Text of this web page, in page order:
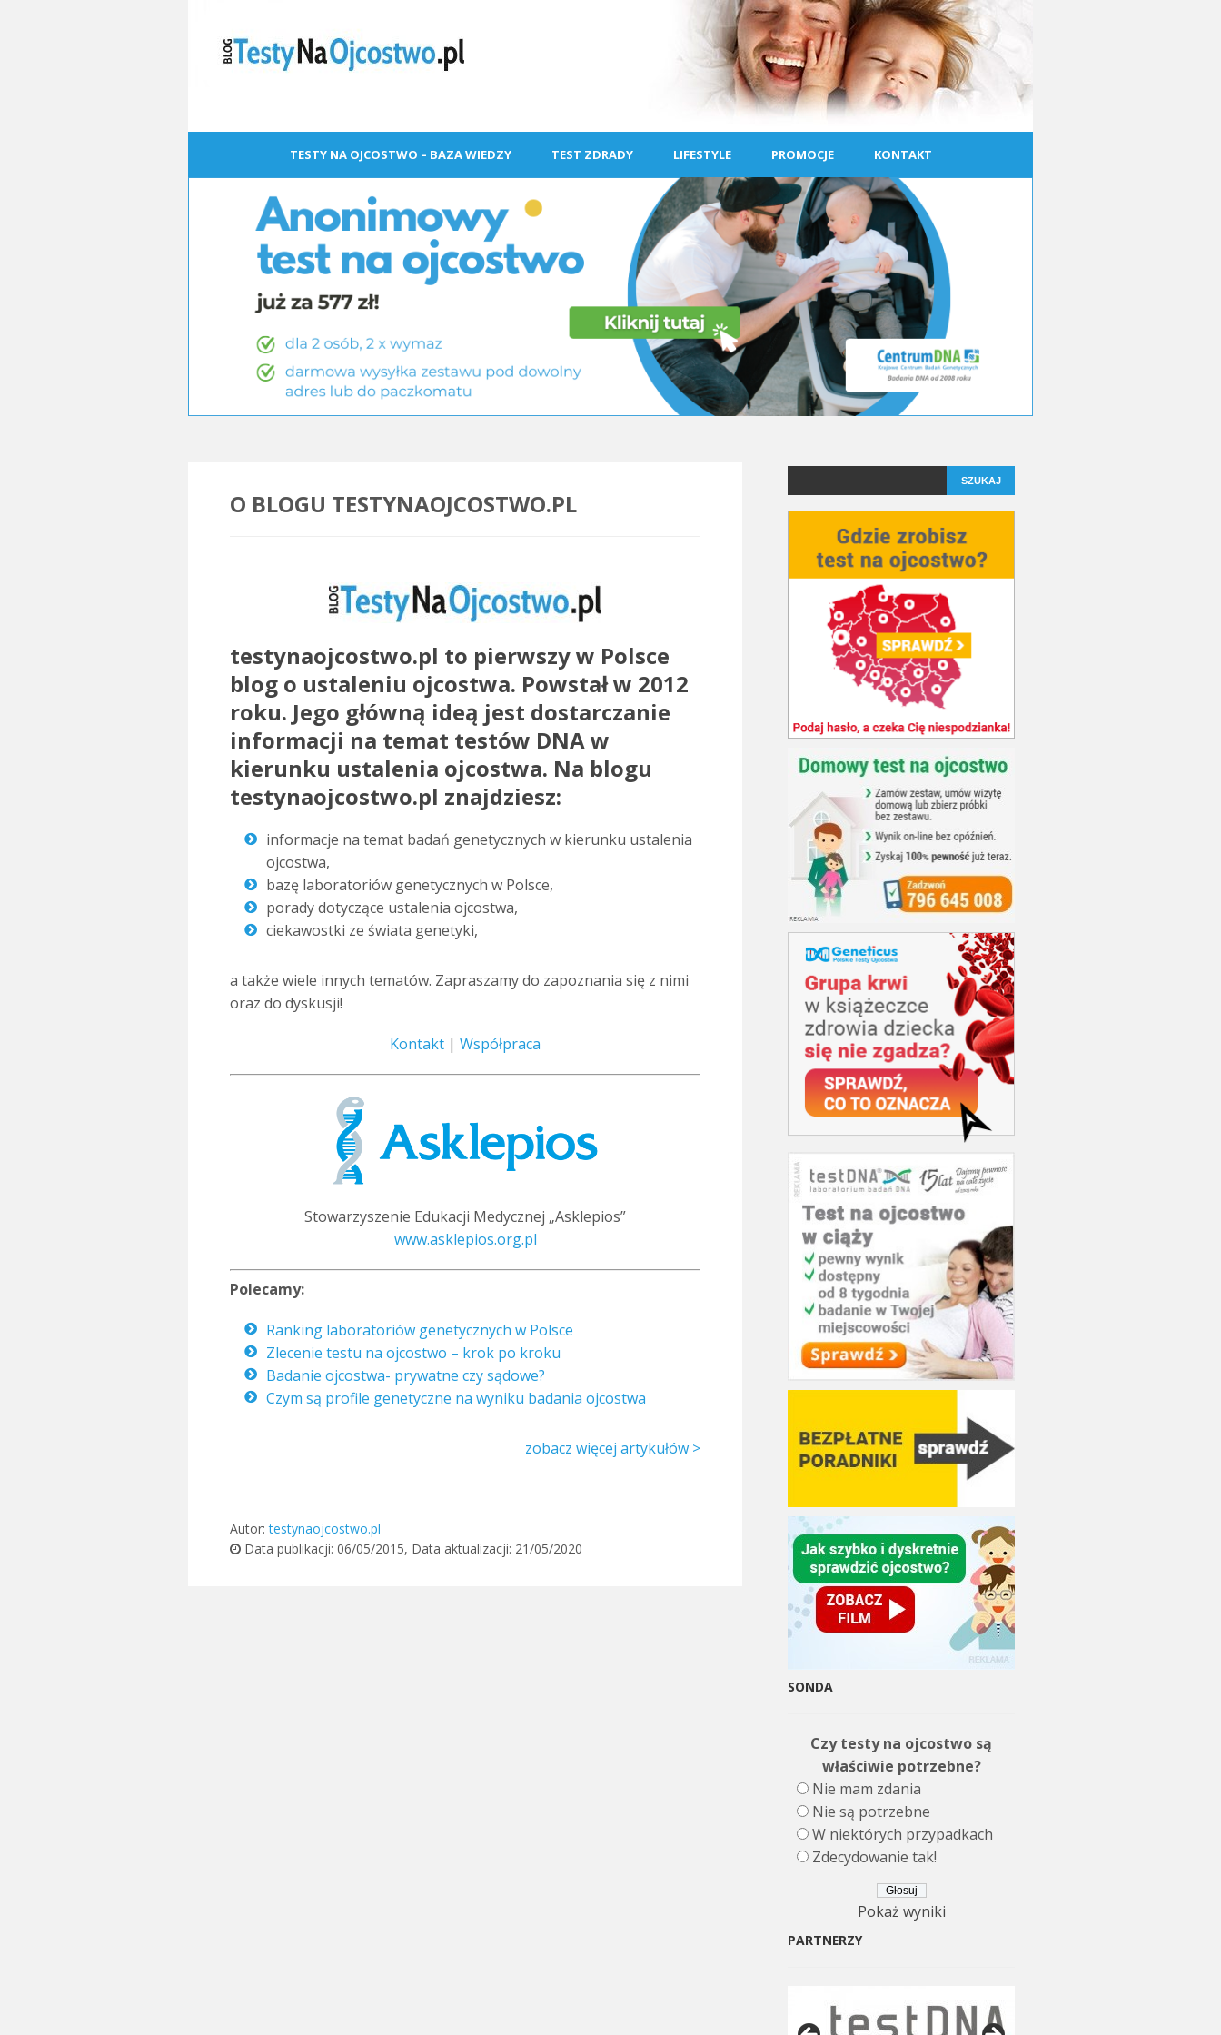
TESTY NA OJCOSTWO – BAZA WIEDZY TEST ZDRADY LIFESTYLE PROMOCJE KONTAKT
O BLOGU TESTYNAOJCOSTWO.PL
testynaojcostwo.pl to pierwszy w Polsce
blog o ustaleniu ojcostwa. Powstał w 2012
roku. Jego główną ideą jest dostarczanie
informacji na temat testów DNAw
kierunku ustalenia ojcostwa. Na blogu
testynaojcostwo.pl znajdziesz:
informacje na temat badań genetycznych w kierunku ustalenia
ojcostwa,
bazę laboratoriów genetycznych w Polsce,
porady dotyczące ustalenia ojcostwa,
ciekawostki ze świata genetyki,
a także wiele innych tematów. Zapraszamy do zapoznania się z nimi
oraz do dyskusji!
Kontakt | Współpraca
Stowarzyszenie Edukacji Medycznej „Asklepios”
www.asklepios.org.pl
Polecamy:
Ranking laboratoriów genetycznych w Polsce
Zlecenie testu na ojcostwo – krok po kroku
Badanie ojcostwa- prywatne czy sądowe?
Czym są profile genetyczne na wyniku badania ojcostwa
zobacz więcej artykułów >
Autor:testynaojcostwo.pl
Data publikacji: 06/05/2015, Data aktualizacji: 21/05/2020
SONDA
Czy testy na ojcostwo są
właściwie potrzebne?
Nie mam zdania
Nie są potrzebne
W niektórych przypadkach
Zdecydowanie tak!
Pokaż wyniki
PARTNERZY